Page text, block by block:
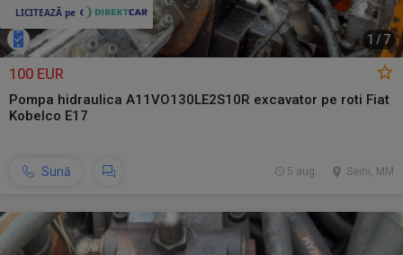
1 / 7
100 EUR
Pompa hidraulica A11VO130LE2S10R excavator pe roti Fiat
Kobelco E17
Sună Seini, MM
5 aug.